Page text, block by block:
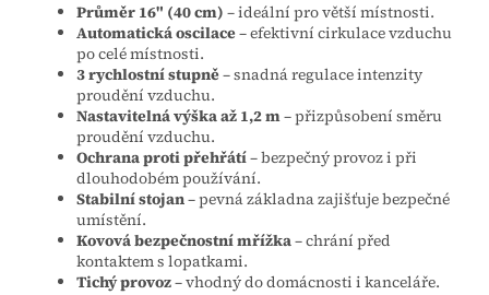
Průměr 16" (40 cm) – ideální pro větší místnosti.
Automatická oscilace– efektivní cirkulace vzduchu
po celé místnosti.
3 rychlostní stupně– snadná regulace intenzity
proudění vzduchu.
Nastavitelná výška až 1,2 m– přizpůsobení směru
proudění vzduchu.
Ochrana proti přehřátí– bezpečný provoz i při
dlouhodobém používání.
Stabilní stojan– pevná základna zajišťuje bezpečné
umístění.
Kovová bezpečnostní mřížka– chrání před
kontaktem s lopatkami.
Tichý provoz– vhodný do domácnosti i kanceláře.